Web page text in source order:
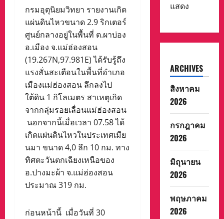
กรมอุตุนิยมวิทยา รายงานเกิด
แผ่นดินไหวขนาด 2.9 ริกเตอร์
ศูนย์กลางอยู่ในพื้นที่ ต.ผาบ่อง
อ.เมือง จ.แม่ฮ่องสอน
(19.267N,97.981E) ได้รับรู้ถึง
แรงสั่นสะเตือนในพื้นที่อำเภอ
เมืองแม่ฮ่องสอน ลึกลงไป
ใต้ดิน 1 กิโลเมตร สาเหตุเกิด
จากกลุ่มรอยเลื่อนแม่ฮ่องสอน
นอกจากนี้เมื่อเวลา 07.58 ได้
เกิดแผ่นดินไหวในประเทศเมีย
นมา ขนาด 4,0 ลึก 10 กม. ทาง
ทิศตะวันตกเฉียงเหนือของ
อ.ปางมะผ้า จ.แม่ฮ่องสอน
ประมาณ 319 กม.
ก่อนหน้านี้ เมื่อวันที่ 30
แสดง
ARCHIVES
สิงหาคม
2026
กรกฎาคม
2026
มิถุนายน
2026
พฤษภาคม
2026